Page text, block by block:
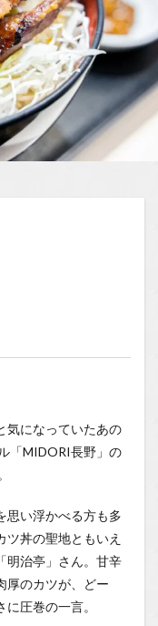
気になっていたあの
「MIDORI長野」の
思い浮かべる方も多
ツ丼の聖地ともいえ
明治亭」さん。甘辛
厚のカツが、どー
圧巻の一言。